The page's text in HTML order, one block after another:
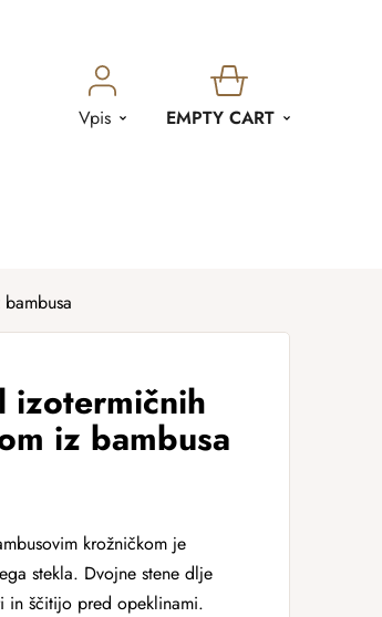
Vpis
SHOPPING
EMPTY CART
izotermičnih
iz bambusa
krožničkom je
stekla. Dvojne stene dlje
in ščitijo pred opeklinami.